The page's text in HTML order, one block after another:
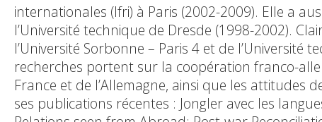
internationales (Ifri) à Paris (2002-2009). Elle a
l’Université technique de Dresde (1998-2002).
l’Université Sorbonne – Paris 4 et de
recherches portent sur la coopération franco-
France et de l’Allemagne, ainsi que les attitudes
ses publications récentes : Jongler avec les